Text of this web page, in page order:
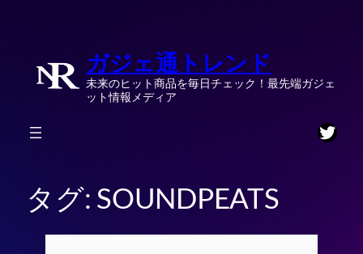
ガジェ通トレンド
未来のヒット商品を毎日チェック！最先端ガジェ
ット情報メディア
タグ: SOUNDPEATS